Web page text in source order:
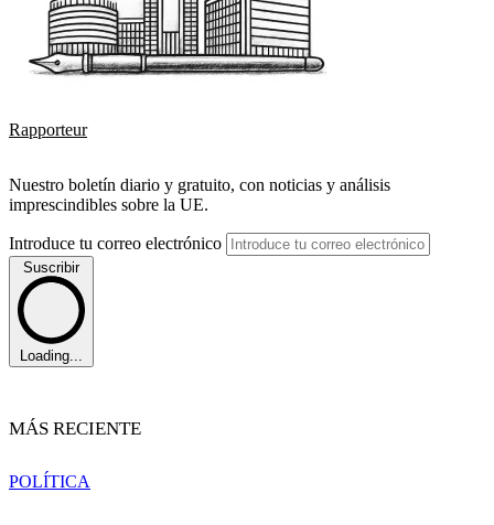
Rapporteur
Nuestro boletín diario y gratuito, con noticias y análisis
imprescindibles sobre la UE.
Introduce tu correo electrónico
Suscribir
Loading...
MÁS RECIENTE
POLÍTICA